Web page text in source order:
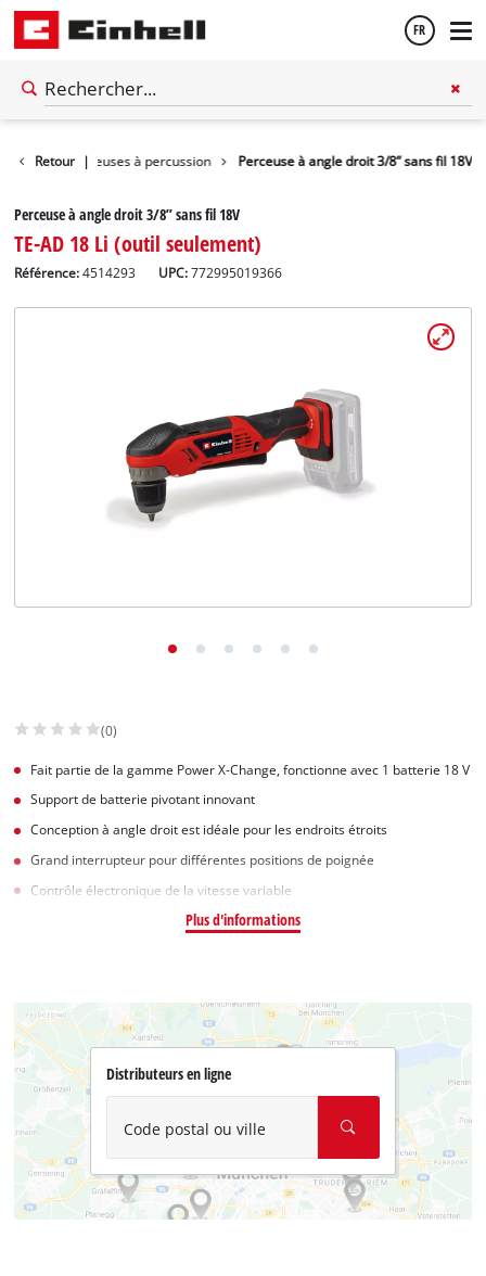
FR
Retour |
/ perceuses à percussion Perceuse à angle droit 3/8” sans fil 18V
Perceuse à angle droit 3/8” sans fil 18V
TE-AD 18 Li (outil seulement)
Référence: 4514293 UPC:772995019366
(0)
Fait partie de la gamme Power X-Change, fonctionne avec 1 batterie 18 V
Support de batterie pivotant innovant
Conception à angle droit est idéale pour les endroits étroits
Grand interrupteur pour différentes positions de poignée
Contrôle électronique de la vitesse variable
Plus d'informations
Distributeurs en ligne
Code postal ou ville